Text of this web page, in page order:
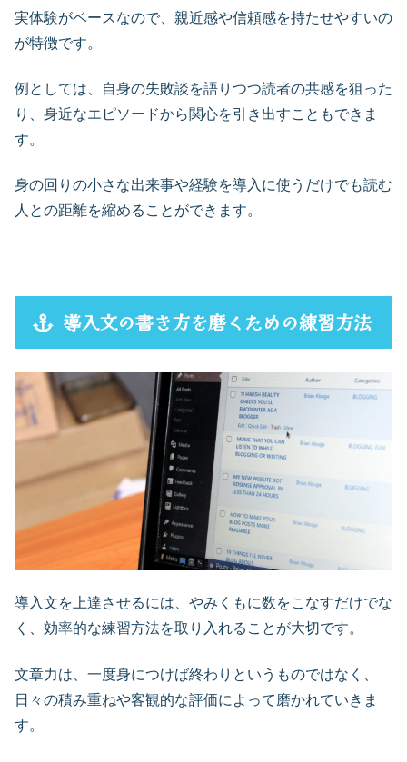
実体験がベースなので、親近感や信頼感を持たせやすいの
が特徴です。
例としては、自身の失敗談を語りつつ読者の共感を狙った
り、身近なエピソードから関心を引き出すこともできま
す。
身の回りの小さな出来事や経験を導入に使うだけでも読む
人との距離を縮めることができます。
導入文の書き方を磨くための練習方法
導入文を上達させるには、やみくもに数をこなすだけでな
く、効率的な練習方法を取り入れることが大切です。
文章力は、一度身につけば終わりというものではなく、
日々の積み重ねや客観的な評価によって磨かれていきま
す。